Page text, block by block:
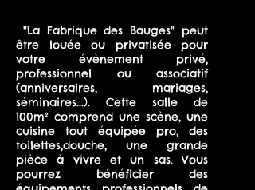
"La Fabrique des Bauges" peut
être louée ou privatisée pour
votre évènement privé,
professionnel ou associatif
(anniversaires, mariages,
séminaires...). Cette salle de
100m² comprend une scène, une
cuisine tout équipée pro, des
toilettes,douche, une grande
pièce à vivre et un sas. Vous
pourrez bénéficier des